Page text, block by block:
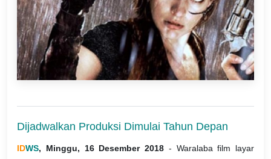
Dijadwalkan Produksi Dimulai Tahun Depan
IDWS, Minggu, 16 Desember 2018 - Waralaba film layar